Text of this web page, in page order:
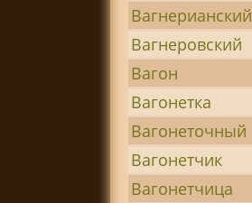
Вагнерианский
Вагнеровский
Вагон
Вагонетка
Вагонеточный
Вагонетчик
Вагонетчица